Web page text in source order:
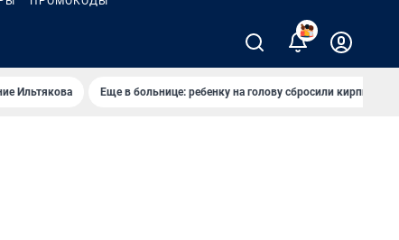
2
Ильтякова Еще в больнице: ребенку на голову сбросили кирпич